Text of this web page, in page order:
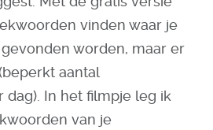
vinden waar je
worden, maar er
aantal
In het filmpje leg ik
van je